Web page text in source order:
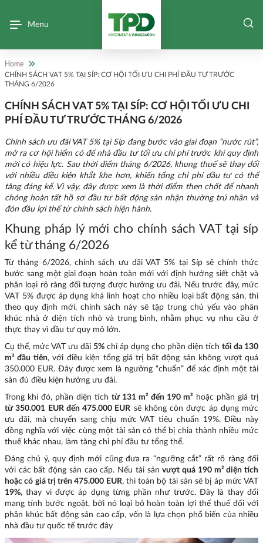
Menu
Home
CHÍNH SÁCH VAT 5% TẠI SÍP: CƠ HỘI TỐI ƯU CHI PHÍ ĐẦU TƯ TRƯỚC
THÁNG 6/2026
CHÍNH SÁCH VAT 5% TẠI SÍP: CƠ HỘI TỐI ƯU CHI
PHÍ ĐẦU TƯ TRƯỚC THÁNG 6/2026
Chính sách ưu đãi VAT 5% tại Síp đang bước vào giai đoạn “nước rút”,
mở ra cơ hội hiếm có để nhà đầu tư tối ưu chi phí trước khi quy định
mới có hiệu lực. Sau thời điểm tháng 6/2026, khung thuế sẽ thay đổi
với nhiều điều kiện khắt khe hơn, khiến tổng chi phí đầu tư có thể
tăng đáng kể. Vì vậy, đây được xem là thời điểm then chốt để nhanh
chóng hoàn tất hồ sơ đầu tư bất động sản nhận thường trú nhân và
đón đầu lợi thế từ chính sách hiện hành.
Khung pháp lý mới cho chính sách VAT tại síp
kể từ tháng 6/2026
Từ tháng 6/2026, chính sách ưu đãi VAT 5% tại Síp sẽ chính thức
bước sang một giai đoạn hoàn toàn mới với định hướng siết chặt và
phân loại rõ ràng đối tượng được hưởng ưu đãi. Nếu trước đây, mức
VAT 5% được áp dụng khá linh hoạt cho nhiều loại bất động sản, thì
theo quy định mới, chính sách này sẽ tập trung chủ yếu vào phân
khúc nhà ở diện tích nhỏ và trung bình, nhằm phục vụ nhu cầu ở
thực thay vì đầu tư quy mô lớn.
Cụ thể, mức VAT ưu đãi 5% chỉ áp dụng cho phần diện tích tối đa 130
m² đầu tiên, với điều kiện tổng giá trị bất động sản không vượt quá
350.000 EUR. Đây được xem là ngưỡng “chuẩn” để xác định một tài
sản đủ điều kiện hưởng ưu đãi.
Trong khi đó, phần diện tích từ 131 m² đến 190 m² hoặc phần giá trị
từ 350.001 EUR đến 475.000 EUR sẽ không còn được áp dụng mức
ưu đãi, mà chuyển sang chịu mức VAT tiêu chuẩn 19%. Điều này
đồng nghĩa với việc cùng một tài sản có thể bị chia thành nhiều mức
thuế khác nhau, làm tăng chi phí đầu tư tổng thể.
Đáng chú ý, quy định mới cũng đưa ra “ngưỡng cắt” rất rõ ràng đối
với các bất động sản cao cấp. Nếu tài sảnvượt quá 190 m² diện tích
hoặc có giá trị trên 475.000 EUR, thì toàn bộ tài sản sẽ bị áp mức VAT
19%, thay vì được áp dụng từng phần như trước. Đây là thay đổi
mang tính bước ngoặt, bởi nó loại bỏ hoàn toàn lợi thế thuế đối với
phân khúc bất động sản cao cấp, vốn là lựa chọn phổ biến của nhiều
nhà đầu tư quốc tế trước đây